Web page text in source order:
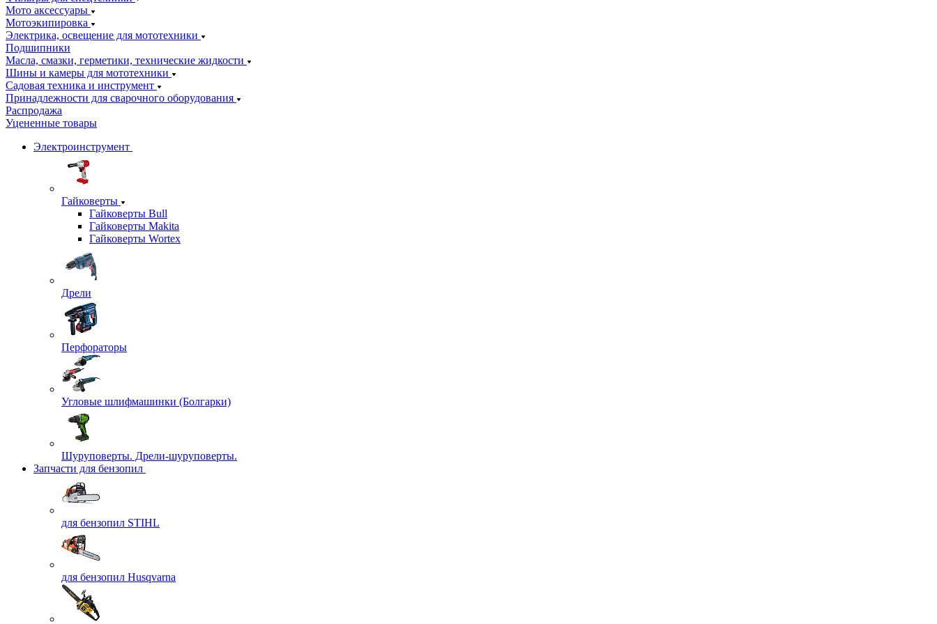
Мото аксессуары
Мотоэкипировка
Электрика, освещение для мототехники
Подшипники
Масла, смазки, герметики, технические жидкости
Шины и камеры для мототехники
Садовая техника и инструмент
Принадлежности для сварочного оборудования
Распродажа
Уцененные товары
Электроинструмент
Гайковерты
Гайковерты Bull
Гайковерты Makita
Гайковерты Wortex
Дрели
Перфораторы
Угловые шлифмашинки (Болгарки)
Шуруповерты. Дрели-шуруповерты.
Запчасти для бензопил
для бензопил STIHL
для бензопил Husqvarna